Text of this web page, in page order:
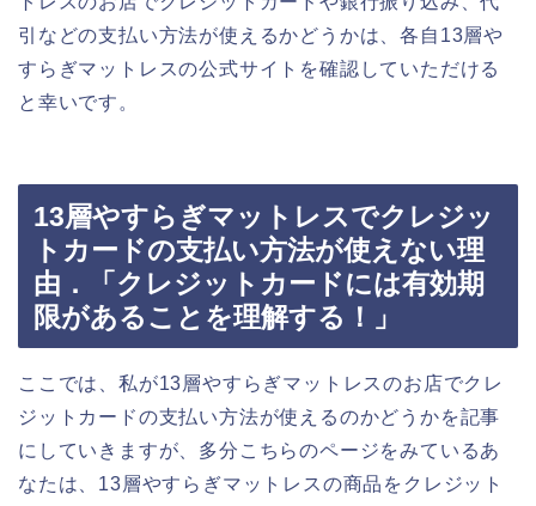
引などの支払い方法が使えるかどうかは、各自13層や
すらぎマットレスの公式サイトを確認していただける
と幸いです。
13層やすらぎマットレスでクレジッ
トカードの支払い方法が使えない理
由．「クレジットカードには有効期
限があることを理解する！」
ここでは、私が13層やすらぎマットレスのお店でクレ
ジットカードの支払い方法が使えるのかどうかを記事
にしていきますが、多分こちらのページをみているあ
なたは、13層やすらぎマットレスの商品をクレジット